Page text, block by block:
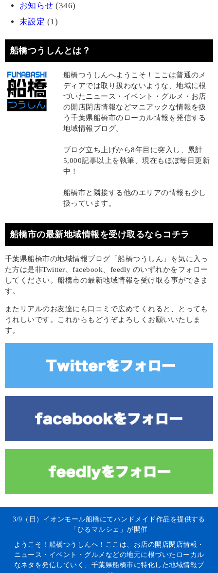
お知らせ (346)
未設定 (1)
船橋つうしんとは？
船橋つうしんへようこそ！ここは普通のメ
ディアでは取り扱わないような、地域に根
づいたニュース・イベント・グルメ・お店
の開店閉店情報などマニアックな情報を扱
う千葉県船橋市のローカル情報を発信する
地域情報ブログ。
ブログ立ち上げから8年目に突入し、累計
5,000記事以上を執筆、現在もほぼ毎日更新
中！
船橋市と隣接する他のエリアの情報も少し
扱っています。
船橋市の最新地域情報を受け取るならコチラ
千葉県船橋市の地域情報ブログ「船橋つうしん」を気に入っ
た方は是非Twitter、facebook、feedly のいずれかをフォロー
してください。船橋市の最新地域情報を受け取る事ができま
す。
またリアルのお友達にも口コミで広めてくれると、とっても
うれしいです。これからもどうぞよろしくお願いいたしま
す。
3/9（日）イオンモール船橋にてハンドメイド作品を提供する
「ひるマルシェ」が開催
ようこそ！船橋つうしんへ！ここは、お店の開店閉店情報・
ニュース・イベント・グルメなどの地元に根づいたローカル
なネタを発信していく、千葉県船橋市に特化した地域情報ブ